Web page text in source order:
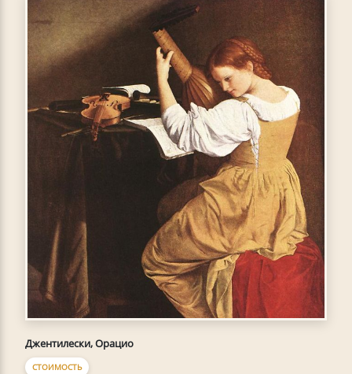
Джентилески, Орацио
СТОИМОСТЬ